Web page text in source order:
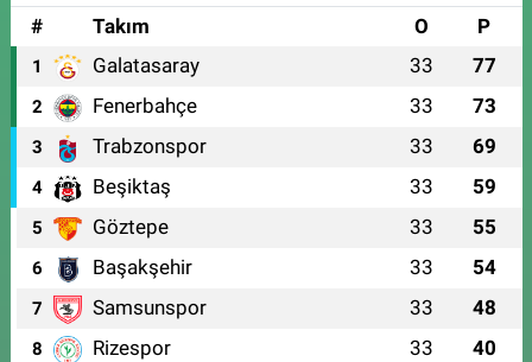
#
Takım O P
1 Galatasaray 33 77
2 Fenerbahçe 33 73
3 Trabzonspor 33 69
4 Beşiktaş 33 59
5 Göztepe 33 55
6 Başakşehir 33 54
7 Samsunspor 33 48
8 Rizespor 33 40